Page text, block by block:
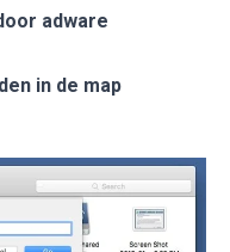
adware
in de map